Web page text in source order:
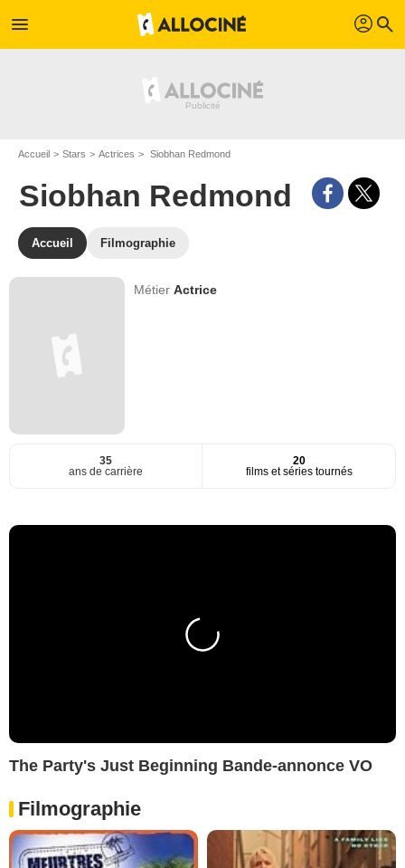
menu profil search
Accueil Stars Actrices Siobhan Redmond
Siobhan Redmond
Accueil Filmographie
MétierActrice
35
ans de carrière
20
films et séries tournés
The Party's Just Beginning Bande-annonce VO
Filmographie